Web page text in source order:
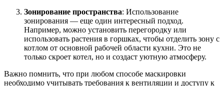
Зонирование пространства: Использование
зонирования — еще один интересный подход.
Например, можно установить перегородку или
использовать растения в горшках, чтобы отделить зону с
котлом от основной рабочей области кухни. Это не
только скроет котел, но и создаст уютную атмосферу.
Важно помнить, что при любом способе маскировки
необходимо учитывать требования к вентиляции и доступу к